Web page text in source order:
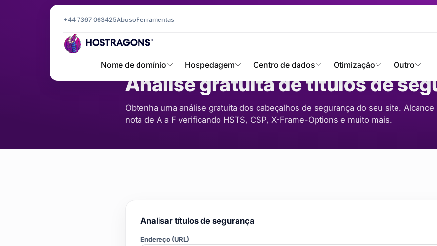
+44 7367 063425AbusoFerramentas
Nome de domínio Hospedagem Centro de dados Otimização Outro
Página Inicial Ferramentas
Análise gratuita de títulos de
Obtenha uma análise gratuita dos cabeçalhos de segurança do seu site. Alcance
nota de A a F verificando HSTS, CSP, X-Frame-Options e muito mais.
Analisar títulos de segurança
Endereço (URL)